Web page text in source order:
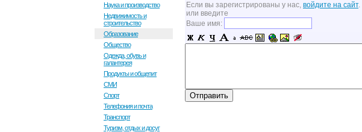
Наука и производство
Недвижимость и
строительство
Образование
Общество
Одежда, обувь и
галантерея
Продукты и общепит
СМИ
Спорт
Телефония и почта
Транспорт
Туризм, отдых и досуг
Если вы зарегистрированы у нас, войдите на сайт.
или введите
Ваше имя: